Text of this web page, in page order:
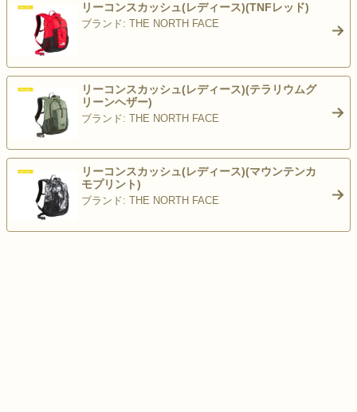
リーコンスカッシュ(レディース)(TNFレッド)
ブランド: THE NORTH FACE
リーコンスカッシュ(レディース)(テラリウムグ
リーンヘザー)
ブランド: THE NORTH FACE
リーコンスカッシュ(レディース)(マウンテンカ
モプリント)
ブランド: THE NORTH FACE